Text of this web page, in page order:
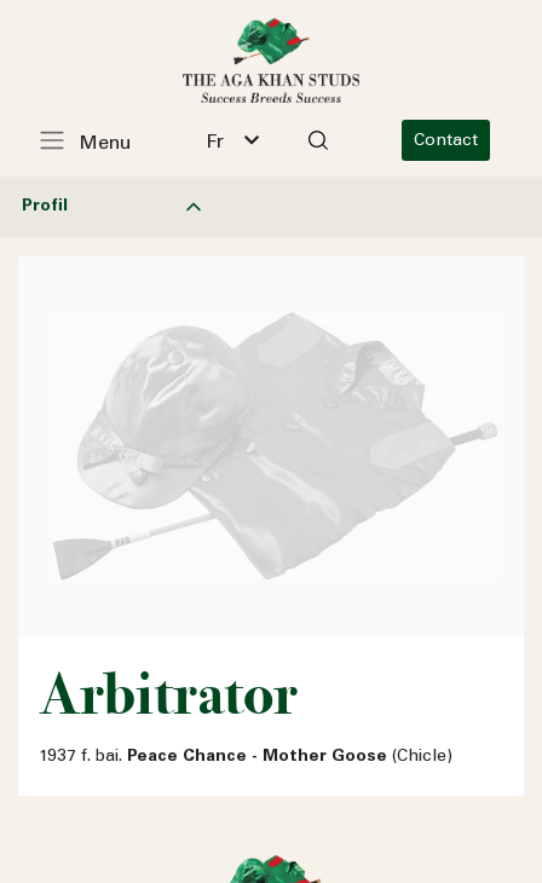
Fr Contact
Menu
Profil
Arbitrator
1937 f. bai. Peace Chance - Mother Goose (Chicle)